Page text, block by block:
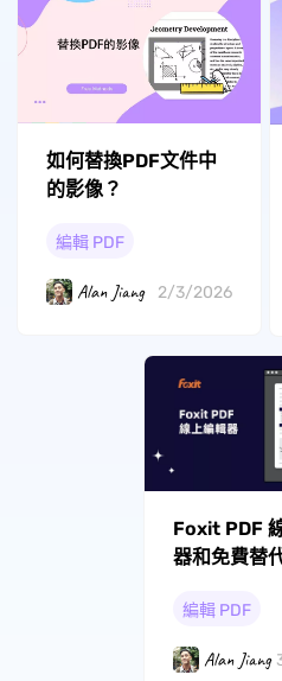
如何替換PDF文件中
的影像？
編輯 PDF
Alan Jiang 2/3/2026
Foxit PDF
器和免費替
編輯 PDF
Alan Jiang